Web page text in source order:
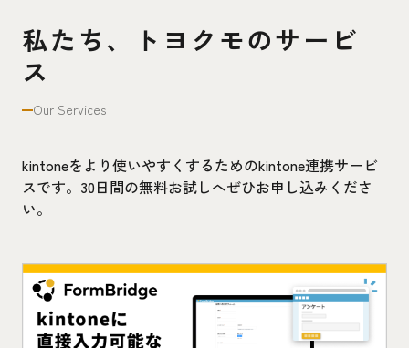
私たち、トヨクモのサービ
ス
Our Services
kintoneをより使いやすくするためのkintone連携サービ
スです。30日間の無料お試しへぜひお申し込みくださ
い。